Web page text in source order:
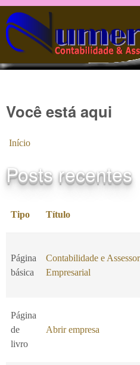
Pular para o
Você está aqui
Início
Posts recentes
Tipo Título
Página
básica
Contabilidade e
Empresarial
Página
de
livro
Abrir empresa